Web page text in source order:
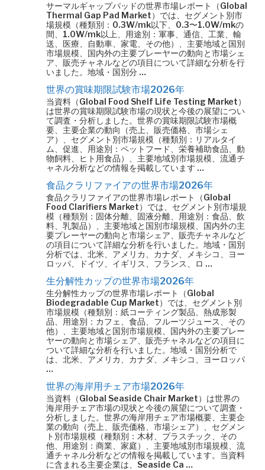
サーマルギャップパッドの世界市場レポート（Global
Thermal Gap Pad Market）では、セグメント別市
場規模（種類別：0.3W/mk以下、0.3〜1.0W/mkの
間、1.0W/mk以上、用途別：軍事、通信、工業、輸
送、医療、自動車、家電、その他）、主要地域と国別
市場規模、国内外の主要プレーヤーの動向と市場シェ
ア、販売チャネルなどの項目について詳細な分析を行
いました。地域・国別分 …
世界の賞味期限試験市場2026年
当資料（Global Food Shelf Life Testing Market）
は世界の賞味期限試験市場の現状と今後の展望につい
て調査・分析しました。世界の賞味期限試験市場概
要、主要企業の動向（売上、販売価格、市場シェ
ア）、セグメント別市場規模（種類別：リアルタイ
ム、促進、用途別：ペットフード、栄養補助食品、動
物飼料、ヒト用食品）、主要地域別市場規模、流通チ
ャネル分析などの情報を掲載しています …
食品クラリファイアの世界市場2026年
食品クラリファイアの世界市場レポート（Global
Food Clarifiers Market）では、セグメント別市場規
模（種類別：固体分離、固液分離、用途別：食品、飲
料、乳製品）、主要地域と国別市場規模、国内外の主
要プレーヤーの動向と市場シェア、販売チャネルなど
の項目について詳細な分析を行いました。地域・国別
分析では、北米、アメリカ、カナダ、メキシコ、ヨー
ロッパ、ドイツ、イギリス、フランス、ロ …
生分解性カップの世界市場2026年
生分解性カップの世界市場レポート（Global
Biodegradable Cup Market）では、セグメント別
市場規模（種類別：紙コーティング製品、熱成形製
品、用途別：カフェ、食品、フルーツジュース、その
他）、主要地域と国別市場規模、国内外の主要プレー
ヤーの動向と市場シェア、販売チャネルなどの項目に
ついて詳細な分析を行いました。地域・国別分析で
は、北米、アメリカ、カナダ、メキシコ、ヨーロッパ
…
世界の海岸用チェア市場2026年
当資料（Global Seaside Chair Market）は世界の
海岸用チェア市場の現状と今後の展望について調査・
分析しました。世界の海岸用チェア市場概要、主要企
業の動向（売上、販売価格、市場シェア）、セグメン
ト別市場規模（種類別：木材、プラスチック、その
他、用途別：商業、家庭）、主要地域別市場規模、流
通チャネル分析などの情報を掲載しています。当資料
に含まれる主要企業は、Seaside Ca …